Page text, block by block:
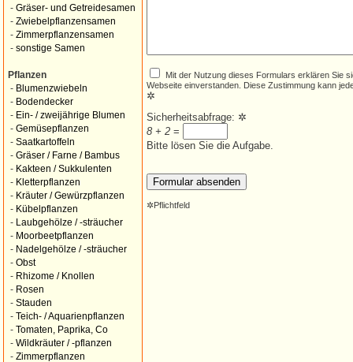
- Gräser- und Getreidesamen
- Zwiebelpflanzensamen
- Zimmerpflanzensamen
- sonstige Samen
Pflanzen
- Blumenzwiebeln
- Bodendecker
- Ein- / zweijährige Blumen
- Gemüsepflanzen
- Saatkartoffeln
- Gräser / Farne / Bambus
- Kakteen / Sukkulenten
- Kletterpflanzen
- Kräuter / Gewürzpflanzen
- Kübelpflanzen
-
Laubgehölze / -sträucher
- Moorbeetpflanzen
- Nadelgehölze / -sträucher
- Obst
- Rhizome / Knollen
- Rosen
- Stauden
- Teich- / Aquarienpflanzen
- Tomaten, Paprika, Co
- Wildkräuter / -pflanzen
- Zimmerpflanzen
Mit der Nutzung dieses Formulars erklären Sie
Webseite einverstanden. Diese Zustimmung kann
✲
Sicherheitsabfrage: ✲
8 + 2 =
Bitte lösen Sie die Aufgabe.
✲Pflichtfeld